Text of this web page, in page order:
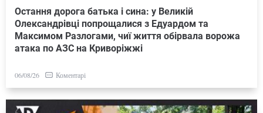
Остання дорога батька і сина: у Великій
Олександрівці попрощалися з Едуардом та
Максимом Разлогами, чиї життя обірвала ворожа
атака по АЗС на Криворіжжі
06/08/26 Коментарі